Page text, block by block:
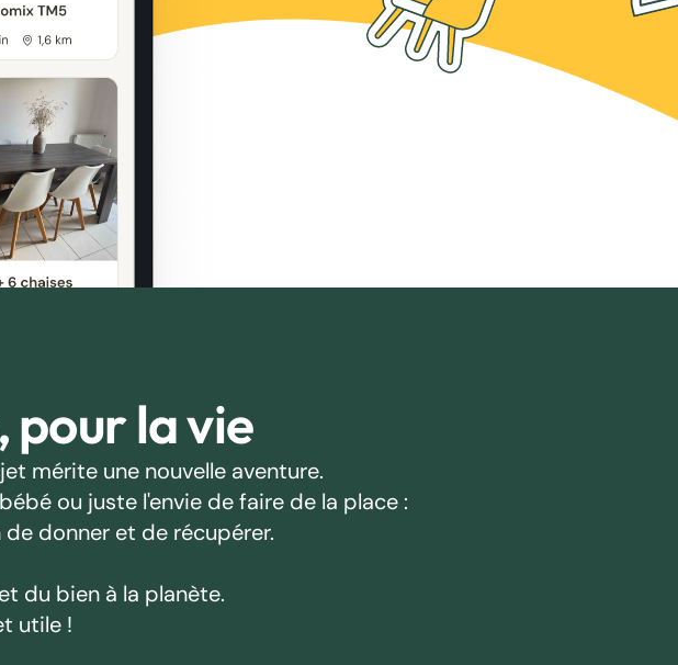
pour la vie
mérite une nouvelle aventure.
ou juste l'envie de faire de la place :
donner et de récupérer.
du bien à la planète.
utile !